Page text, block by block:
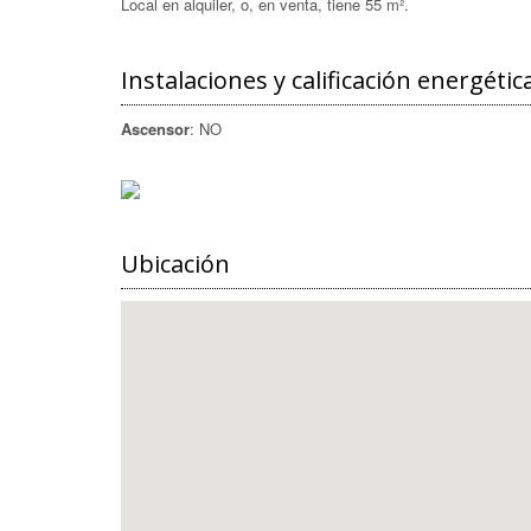
Instalaciones y calificación
Ascensor: NO
Ubicación